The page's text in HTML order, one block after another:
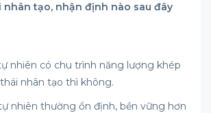
nhân tạo, nhận định nào sau đây
nhiên có chu trình năng lượng khép
nhân tạo thì không.
nhiên thường ổn định, bền vững hơn